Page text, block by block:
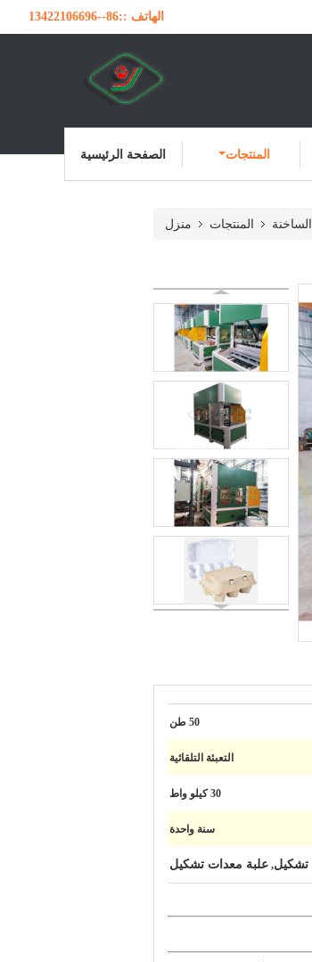
الهاتف ::86--13422106696
الصفحة الرئيسية المنتجات
منزل المنتجات
50 طن
التعبئة التلقائية
30 كيلو واط
سنة واحدة
تشكيل, علبة معدات تشكيل